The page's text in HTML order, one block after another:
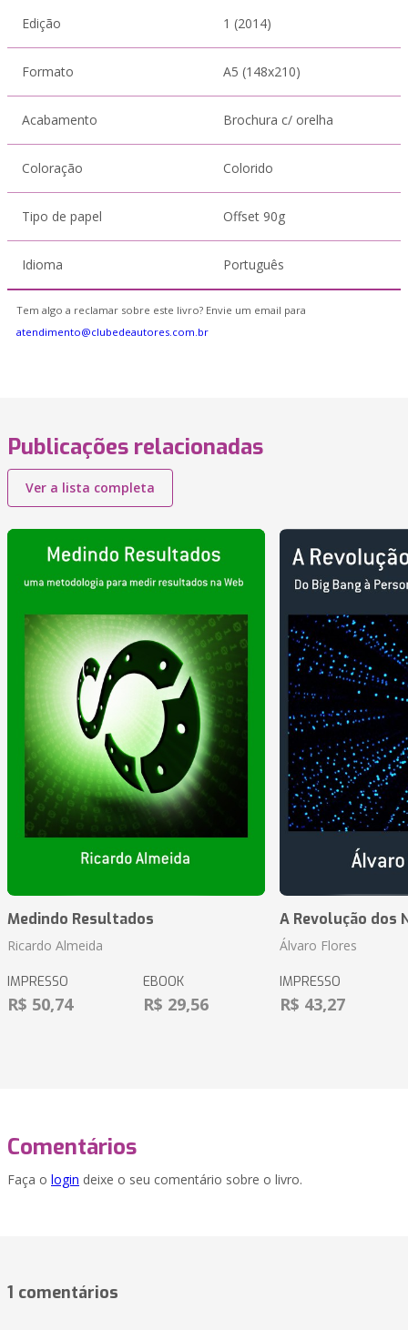
Edição 1 (2014)
Formato A5 (148x210)
Acabamento Brochura c/ orelha
Coloração Colorido
Tipo de papel Offset 90g
Idioma Português
Tem algo a reclamar sobre este livro? Envie um email para
atendimento@clubedeautores.com.br
Publicações relacionadas
Ver a lista completa
Medindo Resultados
Ricardo Almeida
IMPRESSO
R$ 50,74
EBOOK
R$ 29,56
A Revolução dos
Álvaro Flores
IMPRESSO
R$ 43,27
Comentários
Faça o login deixe o seu comentário sobre o livro.
1 comentários